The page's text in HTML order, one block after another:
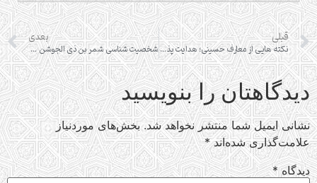
قبلی
نکته هایی از معارف حسینی؛ هدایت پذیری و هدایت ناپذیری! بررسی موردی رفتار زهیر بن قین و عبید الله بن حر
بعدی
شخصیت شناسی شمر بن ذی الجوشن و نقش او در مصائب کربلا
دیدگاهتان را بنویسید
نشانی ایمیل شما منتشر نخواهد شد. بخش‌های موردنیاز
علامت‌گذاری شده‌اند*
دیدگاه*